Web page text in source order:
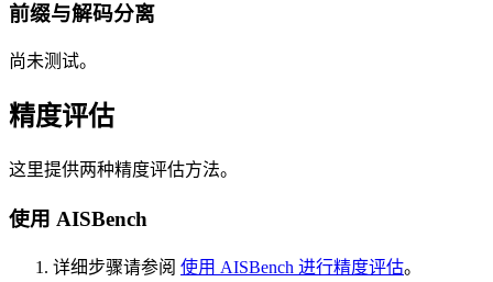
前缀与解码分离
尚未测试。
精度评估
这里提供两种精度评估方法。
使用 AISBench
详细步骤请参阅 使用 AISBench 进行精度评估。